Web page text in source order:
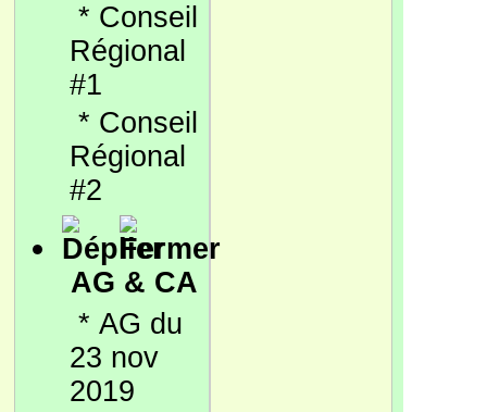
* Conseil
Régional
#1
* Conseil
Régional
#2
AG & CA
* AG du
23 nov
2019